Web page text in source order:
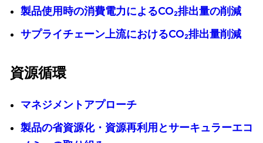
製品使用時の消費電力によるCO₂排出量の削減
サプライチェーン上流におけるCO₂排出量削減
資源循環
マネジメントアプローチ
製品の省資源化・資源再利用とサーキュラーエコ